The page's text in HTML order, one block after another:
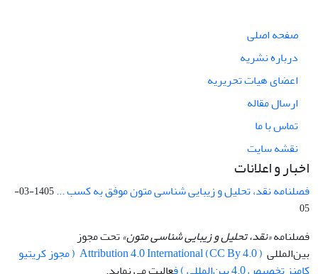
صفحه اصلی
درباره نشریه
اعضای هیات تحریریه
ارسال مقاله
تماس با ما
نقشه سایت
اخبار و اعلانات
فصلنامه نقد، تحلیل و زیبایی شناسی متون موفق به کسب ...
1405-03-
05
فصلنامه«نقد، تحلیل و زیبایی شناسی متون»تحت مجوز
بین‌المللی
Attribution 4.0 International (CC By 4.0 ) ( مجوز کریتیو